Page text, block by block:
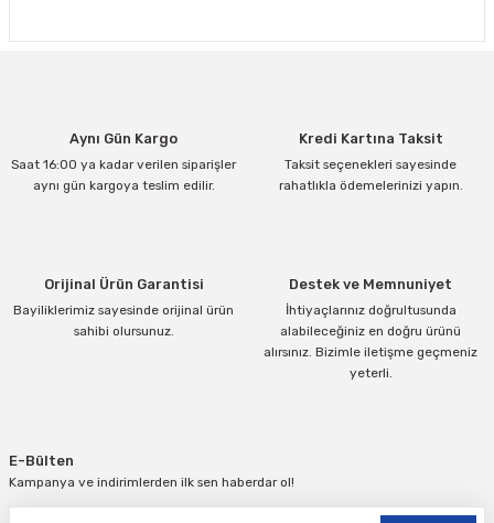
Aynı Gün Kargo
Saat 16:00 ya kadar verilen siparişler
aynı gün kargoya teslim edilir.
Kredi Kartına Taksit
Taksit seçenekleri sayesinde
rahatlıkla ödemelerinizi yapın.
Orijinal Ürün Garantisi
Bayiliklerimiz sayesinde orijinal ürün
sahibi olursunuz.
Destek ve Memnuniyet
İhtiyaçlarınız doğrultusunda
alabileceğiniz en doğru ürünü
alırsınız. Bizimle iletişme geçmeniz
yeterli.
E-Bülten
Kampanya ve indirimlerden ilk sen haberdar ol!